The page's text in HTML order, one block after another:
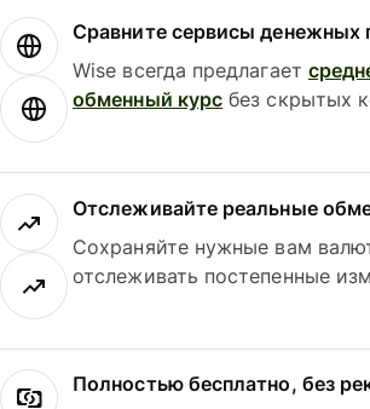
Сравните сервисы денежных
Wise всегда предлагает
обменный курс без скрытых
Отслеживайте реальные
Сохраняйте нужные вам
отслеживать постепенные
Полностью бесплатно, без